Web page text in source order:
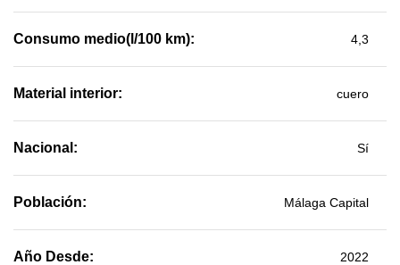
Consumo medio(l/100 km): 4,3
Material interior: cuero
Nacional: Sí
Población: Málaga Capital
Año Desde: 2022